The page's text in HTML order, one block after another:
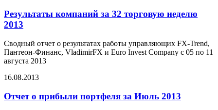
Результаты компаний за 32 торговую неделю
2013
Сводный отчет о результатах работы управляющих FX-Trend,
Пантеон-Финанс, VladimirFX и Euro Invest Company с 05 по 11
августа 2013
16.08.2013
Отчет о прибыли портфеля за Июль 2013